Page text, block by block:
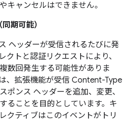
キャンセルはできません。
（同期可能）
ヘッダーが受信されるたびに発
クトと認証リクエストにより、
数回発生する可能性がありま
、拡張機能が受信 Content-Type
ポンス ヘッダーを追加、変更、
ることを目的としています。キ
クティブはこのイベントがトリ